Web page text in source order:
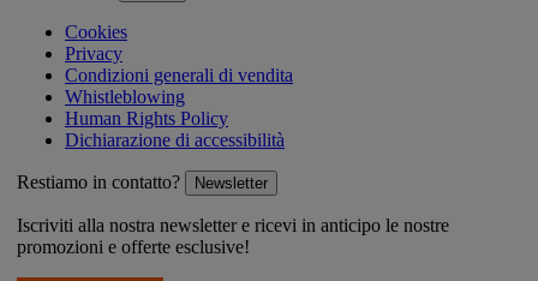
Cookies
Privacy
Condizioni generali di vendita
Whistleblowing
Human Rights Policy
Dichiarazione di accessibilità
Restiamo in contatto? Newsletter
Iscriviti alla nostra newsletter e ricevi in anticipo le nostre
promozioni e offerte esclusive!